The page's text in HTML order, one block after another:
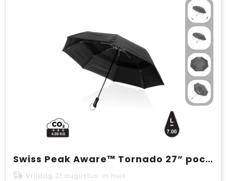
Swiss Peak Aware™ Tornado 27” pocket stormparaplu
Vrijdag 21 augustus in huis